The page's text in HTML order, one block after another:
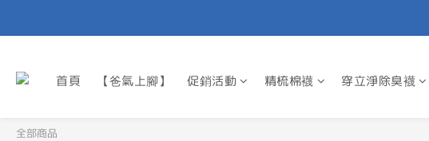
首頁 【爸氣上腳】 促銷活動 精梳棉襪 穿立淨除臭襪
全部商品